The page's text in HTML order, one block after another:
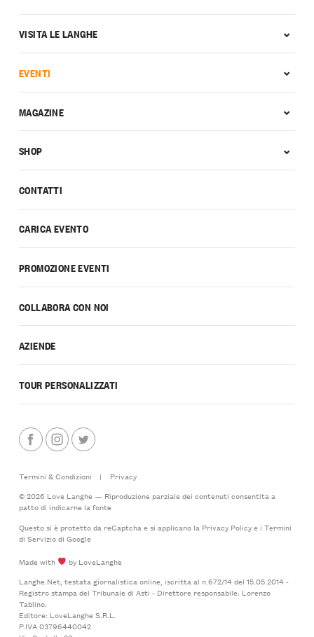
CONTATTI
CARICA EVENTO
PROMOZIONE EVENTI
COLLABORA CON NOI
AZIENDE
TOUR PERSONALIZZATI
VISITA LE LANGHE
EVENTI
MAGAZINE
SHOP
Termini & Condizioni |
Privacy
© 2026 Love Langhe — Riproduzione parziale dei contenuti consentita a
patto di indicarne la fonte
Questo si è protetto da reCaptcha e si applicano la Privacy Policye i Termini
di Serviziodi Google
Made with
by LoveLanghe
Langhe.Net, testata giornalistica online, iscritta al n.672/14 del 15.05.2014 -
Registro stampa del Tribunale di Asti - Direttore responsabile: Lorenzo
Tablino.
Editore: LoveLanghe S.R.L.
P.IVA 03796440042